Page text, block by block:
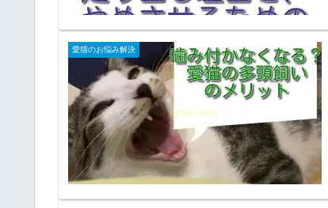
愛猫のお悩み解決